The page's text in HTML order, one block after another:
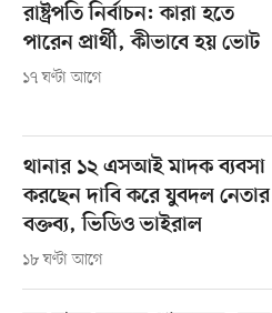
রাষ্ট্রপতি নির্বাচন: কারা হতে
পারেন প্রার্থী, কীভাবে হয় ভোট
১৭ ঘণ্টা আগে
থানার ১২ এসআই মাদক ব্যবসা
করছেন দাবি করে যুবদল নেতার
বক্তব্য, ভিডিও ভাইরাল
১৮ ঘণ্টা আগে